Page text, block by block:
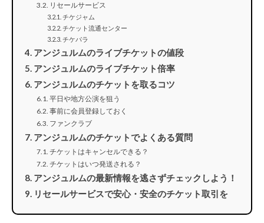
リセールサービス
チケジャム
チケット流通センター
チケパラ
アンジュルムのライブチケットの値段
アンジュルムのライブチケット倍率
アンジュルムのチケットを取るコツ
平日や地方公演を狙う
事前に会員登録しておく
ファンクラブ
アンジュルムのチケットでよくある質問
チケットはキャンセルできる？
チケットはいつ発送される？
アンジュルムの最新情報を逃さずチェックしよう！
リセールサービスで安心・安全のチケット取引を